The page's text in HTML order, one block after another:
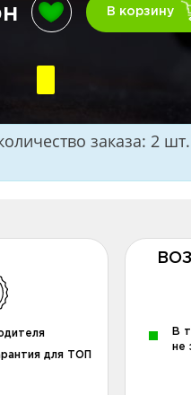
В корзину
заказа: 2
для ТОП
В
не